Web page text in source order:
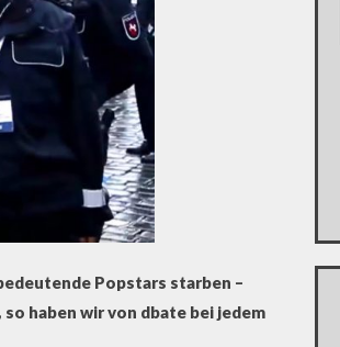
Popstars starben –
haben wir von dbate bei jedem